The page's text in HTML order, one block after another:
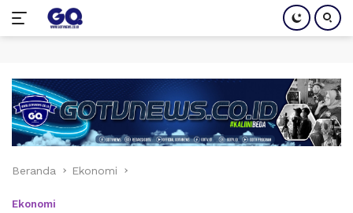
konten
Beranda Ekonomi
Ekonomi